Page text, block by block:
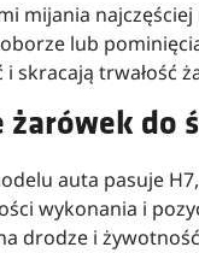
mijania
lub
skracają trwałość
żarówek do
auta pasuje
wykonania i
drodze i